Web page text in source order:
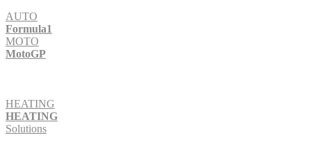
AUTO
Formula1
MOTO
MotoGP
HEATING
HEATING
Solutions